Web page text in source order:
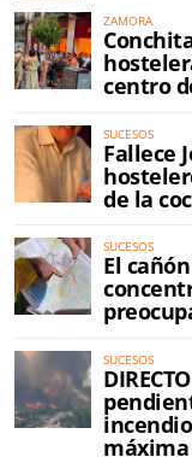
ZAMORA
centro
SUCESOS
Fallece
de la
SUCESOS
El
SUCESOS